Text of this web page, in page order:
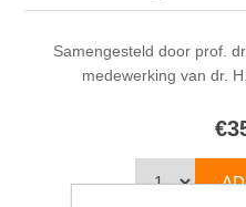
Samengesteld door prof.
medewerking van dr.